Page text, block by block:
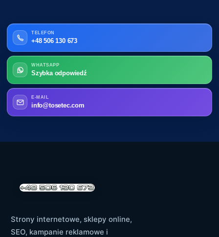
TELEFON
+48 506 130 673
WHATSAPP
Szybka odpowiedź
E-MAIL
info@tosetec.com
Strony internetowe, sklepy online,
SEO, kampanie reklamowe i